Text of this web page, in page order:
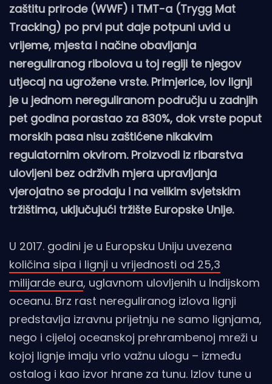
zaštitu prirode (WWF) i TMT-a (Trygg Mat
Tracking) po prvi put daje potpuni uvid u
vrijeme, mjesta i načine obavljanja
nereguliranog ribolova u toj regiji te njegov
utjecaj na ugrožene vrste. Primjerice, lov lignji
je u jednom nereguliranom području u zadnjih
pet godina porastao za 830%, dok vrste poput
morskih pasa nisu zaštićene nikakvim
regulatornim okvirom. Proizvodi iz ribarstva
ulovljeni bez održivih mjera upravljanja
vjerojatno se prodaju i na velikim svjetskim
tržištima, uključujući tržište Europske Unije.
U 2017. godini je u Europsku Uniju uvezena
količina sipa i lignji u vrijednosti od 25,3
milijarde eura, uglavnom ulovljenih u Indijskom
oceanu. Brz rast nereguliranog izlova lignji
predstavlja izravnu prijetnju ne samo lignjama,
nego i cijeloj oceanskoj prehrambenoj mreži u
kojoj lignje imaju vrlo važnu ulogu – između
ostalog i kao izvor hrane za tunu. Izlov tune u